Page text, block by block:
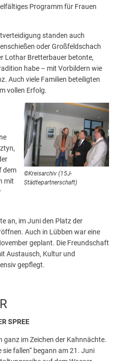
Programm für Frauen
standen auch
oder Großfeldschach
Lothar Bretterbauer betonte,
habe – mit Vorbildern wie
Auch viele Familien beteiligten
vollen Erfolg.
©Kreisarchiv (15J-
Städtepartnerschaft)
dem
mit
an, im Juni den Platz der
Auch in Lübben war eine
geplant. Die Freundschaft
Austausch, Kultur und
gepflegt.
SPREE
ganz im Zeichen der Kahnnächte.
fallen“ begann am 21. Juni